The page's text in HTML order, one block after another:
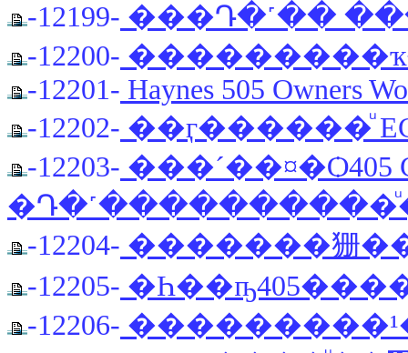
-12199- ���Դ�˹��
-12200-
-12201- Haynes 505 Owners
-12202- ��ӷ������ͧ
-12203- ���´��¤�Ѻ405
-12204- �������㹪
-12205-
-12206-